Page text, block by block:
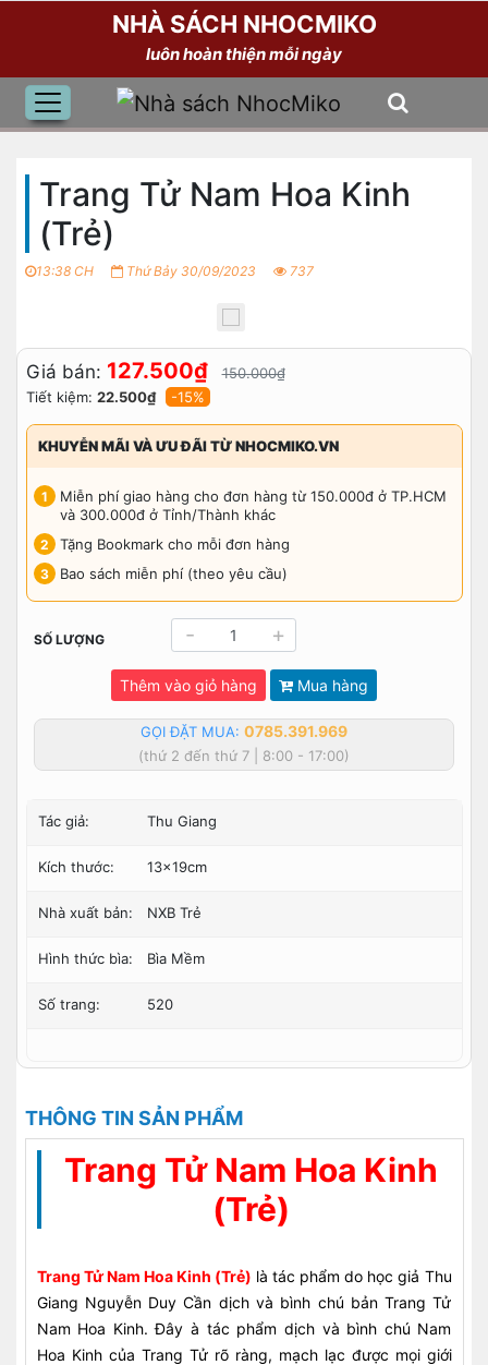
NHÀ SÁCH NHOCMIKO
luôn hoàn thiện mỗi ngày
Trang Tử Nam Hoa Kinh
(Trẻ)
13:38 CH Thứ Bảy 30/09/2023 737
Giá bán: 127.500₫
150.000₫
Tiết kiệm: 22.500₫ -15%
KHUYỄN MÃI VÀ ƯU ĐÃI TỪ NHOCMIKO.VN
Miễn phí giao hàng cho đơn hàng từ 150.000đ ở TP.HCM
và 300.000đ ở Tỉnh/Thành khác
Tặng Bookmark cho mỗi đơn hàng
Bao sách miễn phí (theo yêu cầu)
SỐ LƯỢNG - +
Thêm vào giỏ hàng Mua hàng
GỌI ĐẶT MUA: 0785.391.969
(thứ 2 đến thứ 7 | 8:00 - 17:00)
Tác giả: Thu Giang
Kích thước: 13x19cm
Nhà xuất bản: NXB Trẻ
Hình thức bìa: Bìa Mềm
Số trang: 520
THÔNG TIN SẢN PHẨM
Trang Tử Nam Hoa Kinh
(Trẻ)
Trang Tử Nam Hoa Kinh (Trẻ) là tác phẩm do học giả Thu
Giang Nguyễn Duy Cần dịch và bình chú bản Trang Tử
Nam Hoa Kinh. Đây à tác phẩm dịch và bình chú Nam
Hoa Kinh của Trang Tử rõ ràng, mạch lạc được mọi giới